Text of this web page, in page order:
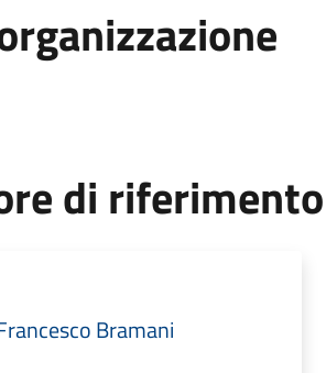
di riferimento
Bramani